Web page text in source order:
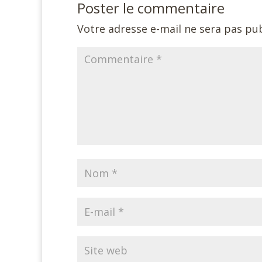
Poster le commentaire
Votre adresse e-mail ne sera pas